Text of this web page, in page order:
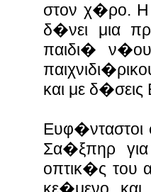
στον χ�ρο. Η
δ�νει μια
παιδι�
και με
Ευφ�νταστοι
Σα�ξπηρ
οπτικ�ς του